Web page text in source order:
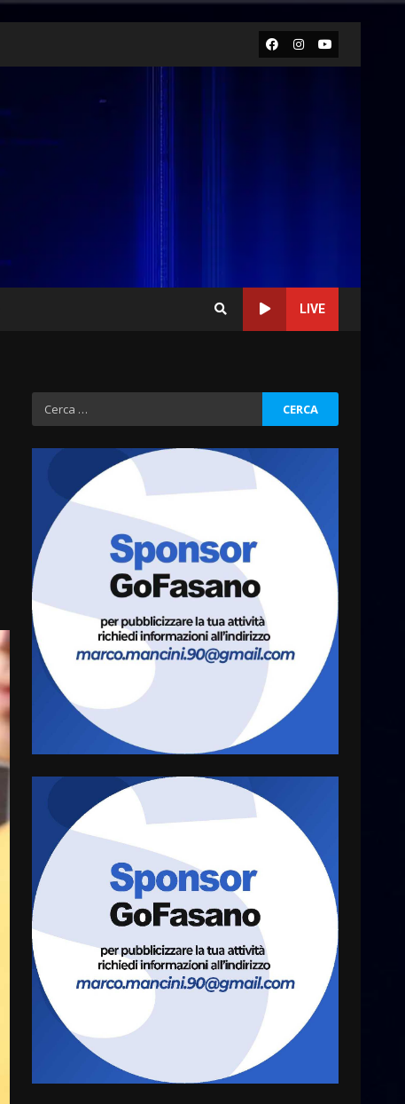
Facebook
Instagram
Youtube
LIVE
Ricerca
per:
3
studenti universitari del
8 Agosto 2026 07:15
“I Contestatori: Musica di
appuntamento con “Fasano in
Banda”
7 Agosto 2026 06:05
5
US Fasano, Scianaro:
“Profonda amarezza per
esclusione dal campionato di
calcio”
7 Agosto 2026 06:00
6
Fasanese ferito a colpi di
arma da fuoco
Carta d’identità: continua il
straordinarie del Comune di
Fasano
6 Agosto 2026 14:16
1
La Banda Città di Fasano apre
ufficialmente la Festa di
Savelletri
8 Agosto 2026 11:00
Savelletri in festa, domani
sera grande spettacolo con